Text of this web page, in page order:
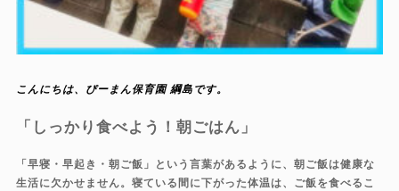
こんにちは、ぴーまん保育園 綱島です。
「しっかり食べよう！朝ごはん」
「早寝・早起き・朝ご飯」という言葉があるように、朝ご飯は健康な
生活に欠かせません。寝ている間に下がった体温は、ご飯を食べるこ